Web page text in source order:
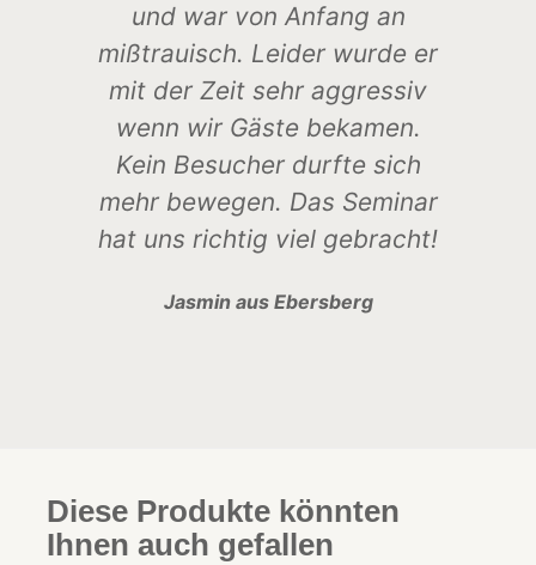
und war von Anfang an
mißtrauisch. Leider wurde er
mit der Zeit sehr aggressiv
wenn wir Gäste bekamen.
Kein Besucher durfte sich
mehr bewegen. Das Seminar
hat uns richtig viel gebracht!
Jasmin aus Ebersberg
Diese Produkte könnten
Ihnen auch gefallen